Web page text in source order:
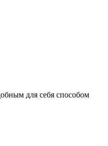
для себя способом